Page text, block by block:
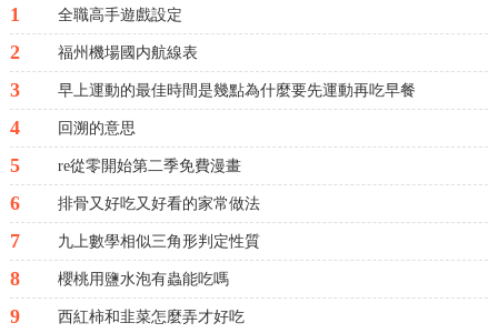
1 全職高手遊戲設定
2 福州機場國内航線表
3 早上運動的最佳時間是幾點為什麼要先運動再吃早餐
4 回溯的意思
5 re從零開始第二季免費漫畫
6 排骨又好吃又好看的家常做法
7 九上數學相似三角形判定性質
8 櫻桃用鹽水泡有蟲能吃嗎
9 西紅柿和韭菜怎麼弄才好吃